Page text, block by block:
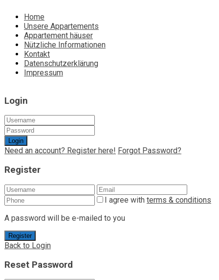
Home
Unsere Appartements
Appartement häuser
Nützliche Informationen
Kontakt
Datenschutzerklärung
Impressum
Login
Login
Need an account? Register here! Forgot Password?
Register
I agree with terms & conditions
A password will be e-mailed to you
Register
Back to Login
Reset Password